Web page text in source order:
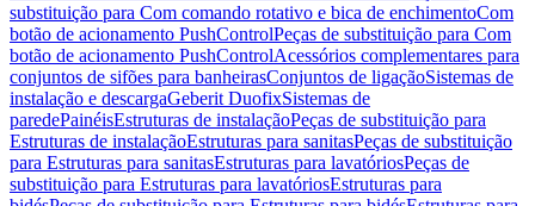
substituição para Com comando rotativo e bica de enchimentoCom
botão de acionamento PushControlPeças de substituição para Com
botão de acionamento PushControlAcessórios complementares para
conjuntos de sifões para banheirasConjuntos de ligaçãoSistemas de
instalação e descargaGeberit DuofixSistemas de
paredePainéisEstruturas de instalaçãoPeças de substituição para
Estruturas de instalaçãoEstruturas para sanitasPeças de substituição
para Estruturas para sanitasEstruturas para lavatóriosPeças de
substituição para Estruturas para lavatóriosEstruturas para